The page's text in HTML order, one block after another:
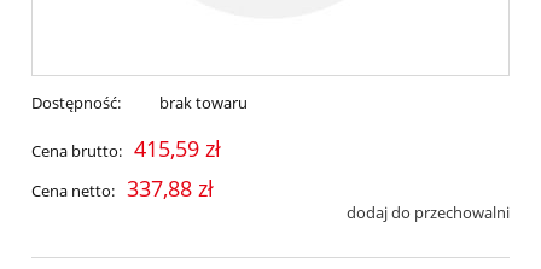
Dostępność: brak towaru
Cena brutto: 415,59 zł
Cena netto: 337,88 zł
dodaj do przechowalni